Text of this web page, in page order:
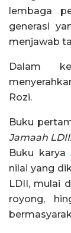
lembaga
generasi
menjawab
Dalam
Rozi.
Buku
Jamaah
Buku karya
nilai yang
LDII, mulai
royong,